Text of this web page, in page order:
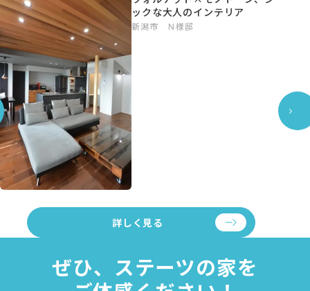
ックな大人のインテリア
新潟市 Ｎ様邸
詳しく見る
ぜひ、ステーツの家を